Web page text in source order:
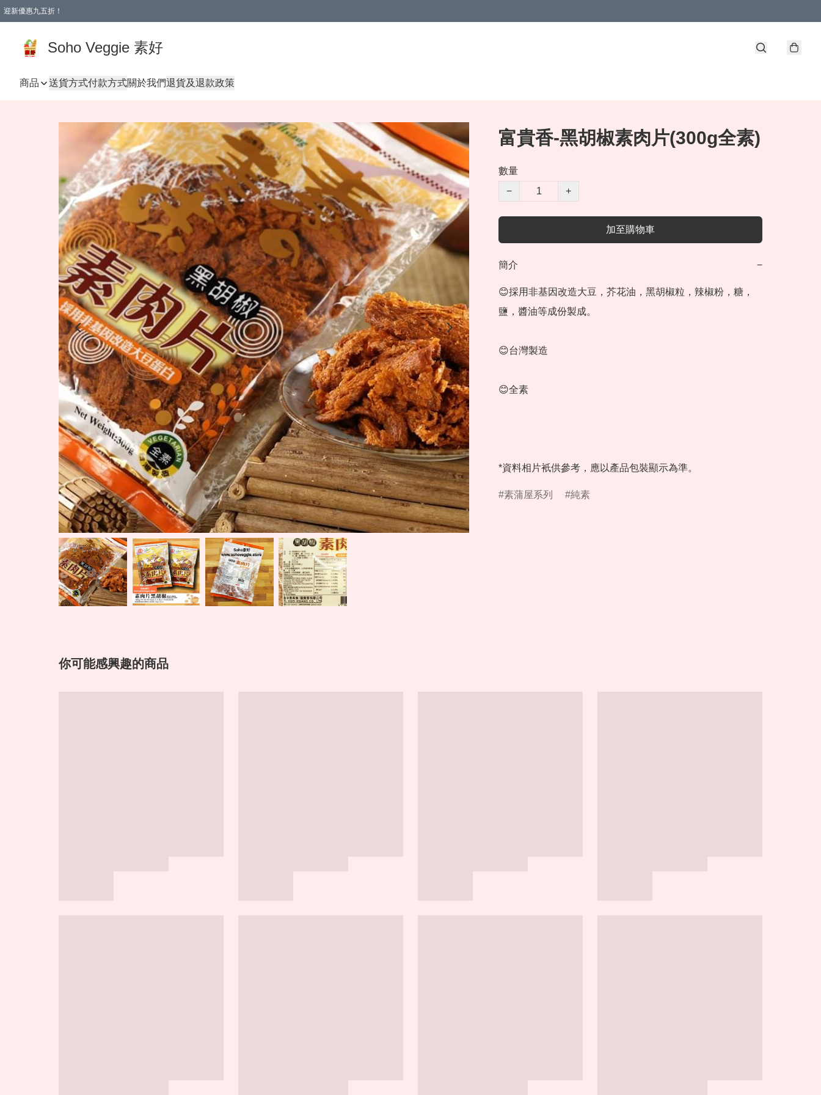
迎新優惠九五折！
Soho Veggie 素好
商品 送貨方式付款方式關於我們退貨及退款政策
富貴香-黑胡椒素肉片(300g全素)
數量
−
+
加至購物車
簡介 −
😊採用非基因改造大豆，芥花油，黑胡椒粒，辣椒粉，糖，
鹽，醬油等成份製成。
😊台灣製造
😊全素
*資料相片衹供參考，應以產品包裝顯示為準。
素蒲屋系列 純素
你可能感興趣的商品